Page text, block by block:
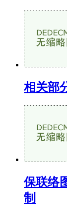
相关部
保联络
制